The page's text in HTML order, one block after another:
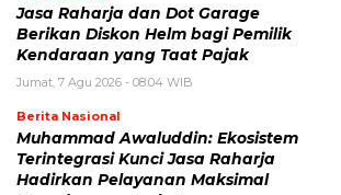
Jasa Raharja dan Dot Garage
Berikan Diskon Helm bagi Pemilik
Kendaraan yang Taat Pajak
Jumat, 7 Agu 2026 - 08:04 WIB
Berita Nasional
Muhammad Awaluddin: Ekosistem
Terintegrasi Kunci Jasa Raharja
Hadirkan Pelayanan Maksimal